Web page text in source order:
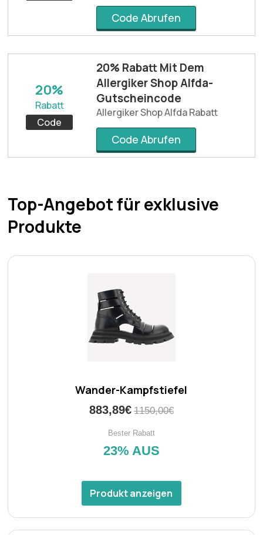
Code Abrufen
20%
Rabatt
Code
20% Rabatt Mit Dem
Allergiker Shop Alfda-
Gutscheincode
Allergiker Shop Alfda Rabatt
Code Abrufen
Top-Angebot für exklusive
Produkte
Wander-Kampfstiefel
883,89€ 1150,00€
Bester Rabatt
23% AUS
Produkt anzeigen